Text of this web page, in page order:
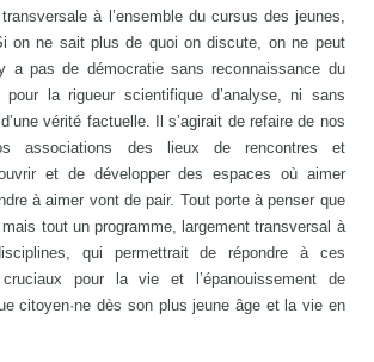
à l’ensemble du cursus des jeunes,
on ne sait plus de quoi on discute, on ne peut
a pas de démocratie sans reconnaissance du
la rigueur scientifique d’analyse, ni sans
vérité factuelle. Il s’agirait de refaire de nos
associations des lieux de rencontres et
et de développer des espaces où aimer
à aimer vont de pair. Tout porte à penser que
tout un programme, largement transversal à
qui permettrait de répondre à ces
pour la vie et l’épanouissement de
citoyen·ne dès son plus jeune âge et la vie en